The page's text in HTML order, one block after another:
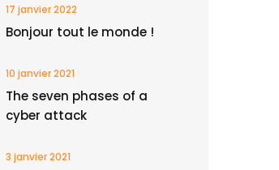
17 janvier 2022
Bonjour tout le monde !
10 janvier 2021
The seven phases of a
cyber attack
3 janvier 2021